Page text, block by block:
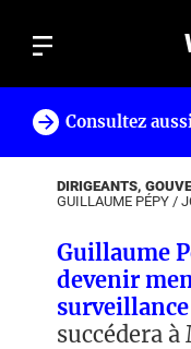
Consultez
DIRIGEANTS,
GUILLAUME PÉPY /
Guillaume
devenir
surveillance
succédera